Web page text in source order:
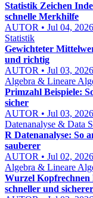
Statistik Zeichen
schnelle Merkhilfe
AUTOR • Jul 04, 2026
Statistik
Gewichteter
und richtig
AUTOR • Jul 03, 2026
Algebra & Lineare
Primzahl Beispiele:
sicher
AUTOR • Jul 03, 2026
Datenanalyse & Data
R Datenanalyse: So
sauberer
AUTOR • Jul 02, 2026
Algebra & Lineare
Wurzel Kopfrechnen
schneller und sicherer